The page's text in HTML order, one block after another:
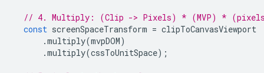
// 4. Multiply: (Clip -> Pixels) * (MVP) *
const screenSpaceTransform = clipToCanvasViewport
.multiply(mvpDOM)
.multiply(cssToUnitSpace);